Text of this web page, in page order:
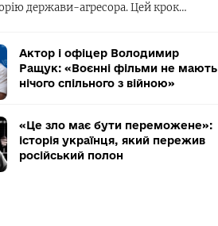
держави-агресора. Цей крок…
Актор і офіцер Володимир
Ращук: «Воєнні фільми не мають
нічого спільного з війною»
«Це зло має бути переможене»:
історія українця, який пережив
російський полон